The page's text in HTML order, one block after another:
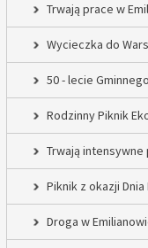
Trwają prace w
Wycieczka do
50 - lecie
Rodzinny Piknik
Trwają
Piknik z okazji
Droga w